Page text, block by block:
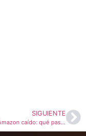
SIGUIENTE
Servidor Amazon caído: qué pasó con Amazon Web Services